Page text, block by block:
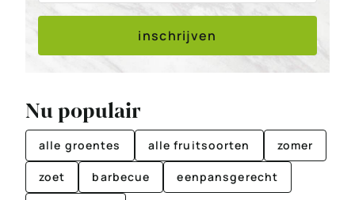
inschrijven
Nu populair
alle groentes alle fruitsoorten zomer
zoet barbecue eenpansgerecht